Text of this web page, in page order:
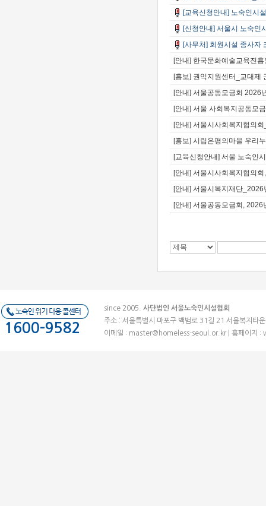
[교육신청안내] 노숙인시
[신청안내] 서울시 노숙인
[사무처] 회원시설 종사자
[안내] 한국문화예술교육진
[홍보] 권익지원센터_교대제
[안내] 서울공동모금회 2026
[안내] 서울 사회복지공동모
[안내] 서울시사회복지협의
[홍보] 시립은평의마을 우리
[교육신청안내] 서울 노숙인
[안내] 서울시사회복지협의
[안내] 서울시복지재단
[안내] 서울공동모금회,
1600-9582
since 2005. 사단법인 서울노숙인시설협회
주소 : 서울특별시 마포구 백범로 31길 21 서울복지
이메일 : master@homeless-seoul.or.kr| 홈페이지 :